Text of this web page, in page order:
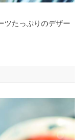
ツたっぷりのデザー